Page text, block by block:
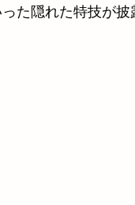
た隠れた特技が披